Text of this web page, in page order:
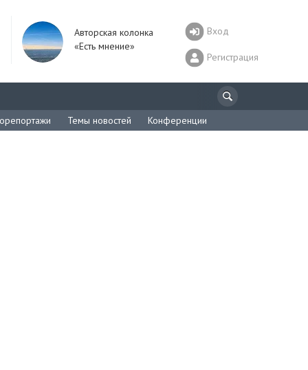
Авторская колонка
«Есть мнение»
Вход
Регистрация
Темы новостей Конференции